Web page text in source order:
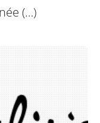
(…)